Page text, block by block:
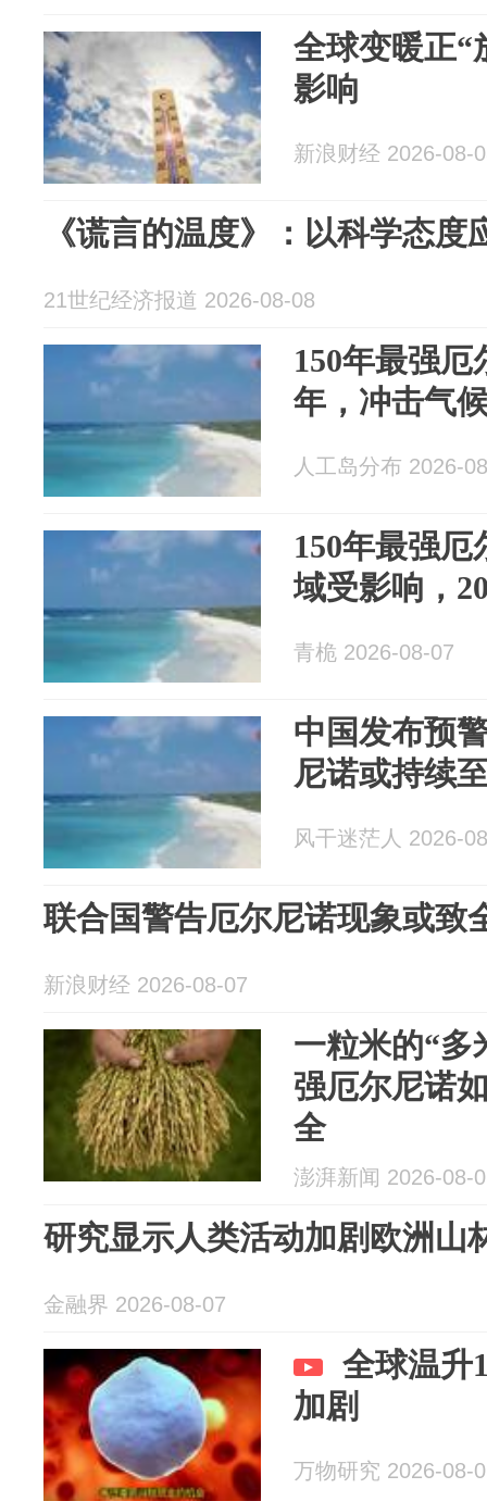
全球变暖正“
影响
新浪财经 2026-08-
《谎言的温度》：以科学态度
21世纪经济报道 2026-08-08
150年最强厄
年，冲击气
人工岛分布 2026-
150年最强
域受影响，
青桅 2026-08-07
中国发布预
尼诺或持续
风干迷茫人 2026-
联合国警告厄尔尼诺现象或致
新浪财经 2026-08-07
一粒米的“多
强厄尔尼诺
全
澎湃新闻 2026-08-
研究显示人类活动加剧欧洲山
金融界 2026-08-07
全球温升
加剧
万物研究 2026-08-